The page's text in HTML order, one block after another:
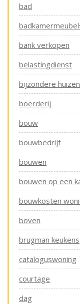
bad
bank verkopen
belastingdienst
bijzondere
boerderij
bouw
bouwbedrijf
bouwen
bouwen op een
bouwkosten
boven
brugman keukens
cataloguswoning
courtage
dag